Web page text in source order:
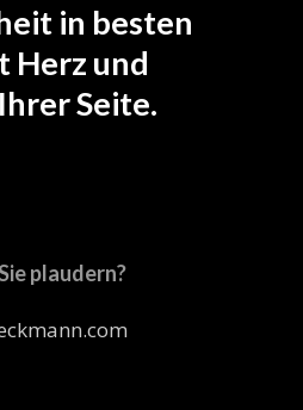
in besten
Herz und
Seite.
plaudern?